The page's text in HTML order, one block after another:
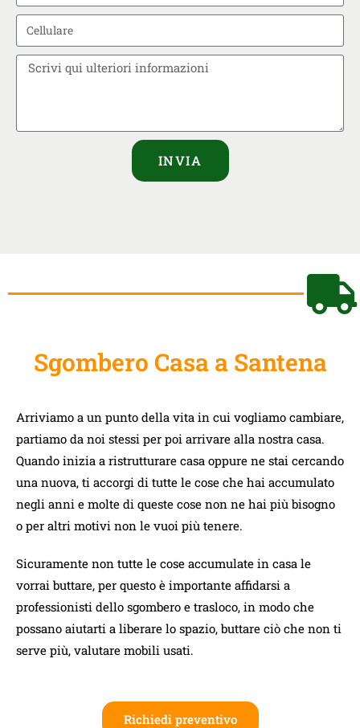
INVIA
Sgombero Casa a Santena
Arriviamo a un punto della vita in cui vogliamo cambiare,
partiamo da noi stessi per poi arrivare alla nostra casa.
Quando inizia a ristrutturare casa oppure ne stai cercando
una nuova, ti accorgi di tutte le cose che hai accumulato
negli anni e molte di queste cose non ne hai più bisogno
o per altri motivi non le vuoi più tenere.
Sicuramente non tutte le cose accumulate in casa le
vorrai buttare, per questo è importante affidarsi a
professionisti dello sgombero e trasloco, in modo che
possano aiutarti a liberare lo spazio, buttare ciò che non ti
serve più, valutare mobili usati.
Richiedi preventivo